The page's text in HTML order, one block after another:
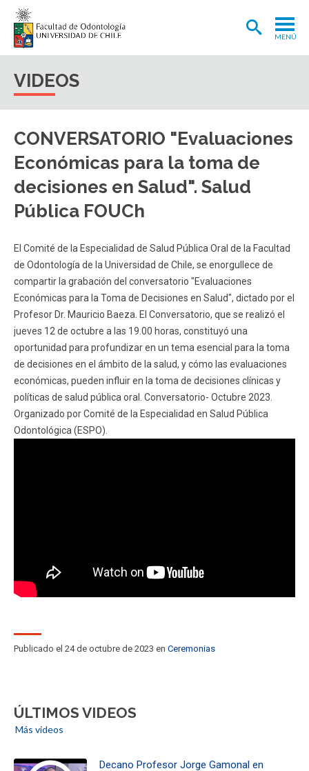
MENÚ
EXTENSIÓN
INTERNACIONAL
BIBLIOTECA
ESTUDIANTES ACADÉMICOS
FUNCIONARIOS EGRESADOS
VIDEOS
CONVERSATORIO "Evaluaciones
Económicas para la toma de
decisiones en Salud". Salud
Pública FOUCh
El Comité de la Especialidad de Salud Pública Oral de la Facultad
de Odontología de la Universidad de Chile, se enorgullece de
compartir la grabación del conversatorio "Evaluaciones
Económicas para la Toma de Decisiones en Salud", dictado por el
Profesor Dr. Mauricio Baeza. El Conversatorio, que se realizó el
jueves 12 de octubre a las 19.00 horas, constituyó una
oportunidad para profundizar en un tema esencial para la toma
de decisiones en el ámbito de la salud, y cómo las evaluaciones
económicas, pueden influir en la toma de decisiones clínicas y
políticas de salud pública oral. Conversatorio- Octubre 2023.
Organizado por Comité de la Especialidad en Salud Pública
Odontológica (ESPO).
Publicado el 24 de octubre de 2023 en Ceremonias
ÚLTIMOS VIDEOS
Más videos
Decano Profesor Jorge Gamonal en